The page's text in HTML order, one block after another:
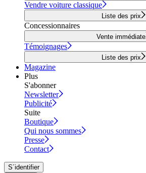
Vendre voiture classique
Liste des prix
Concessionnaires
Vente immédiate
Témoignages
Liste des prix
Magazine
Plus
S'abonner
Newsletter
Publicité
Suite
Boutique
Qui nous sommes
Presse
Contact
S´identifier